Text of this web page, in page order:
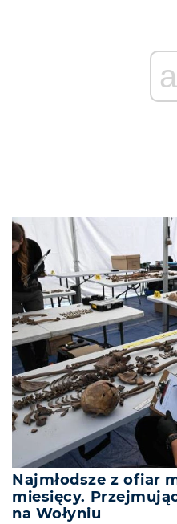
Najmłodsze z ofiar
miesięcy.
na Wołyniu